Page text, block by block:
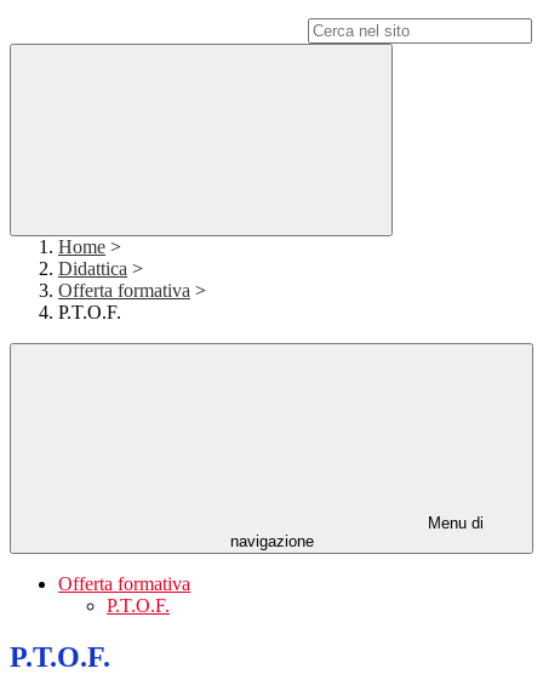
Home >
Didattica >
Offerta formativa >
P.T.O.F.
Menu di
navigazione
Offerta formativa
P.T.O.F.
P.T.O.F.